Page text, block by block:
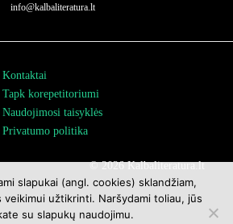
info@kalbaliteratura.lt
Kontaktai
Tapk korepetitoriumi
Naudojimosi taisyklės
Privatumo politika
© 2026 Kalbaliteratura.lt
slapukai (angl. cookies) sklandžiam,
veikimui užtikrinti. Naršydami toliau, jūs
su slapukų naudojimu.